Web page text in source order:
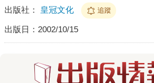
出版社： 皇冠文化 追蹤
出版日： 2002/10/15